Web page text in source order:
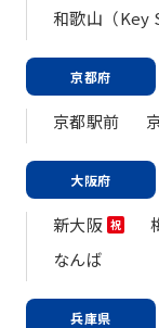
和歌山（Key
京都府
京都駅前
大阪府
新大阪 祝
なんば
兵庫県